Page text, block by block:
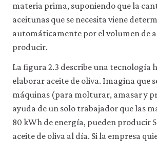
materia prima, suponiendo que la
aceitunas que se necesita viene
automáticamente por el volumen de
producir.
La figura 2.3 describe una tecnología
elaborar aceite de oliva. Imagina que
máquinas (para molturar, amasar y
ayuda de un solo trabajador que las
80 kWh de energía, pueden producir
aceite de oliva al día. Si la empresa